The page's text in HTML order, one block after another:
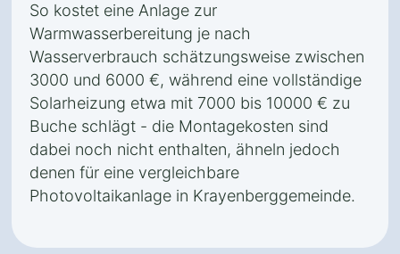
So kostet eine Anlage zur
Warmwasserbereitung je nach
Wasserverbrauch schätzungsweise zwischen
3000 und 6000 €, während eine vollständige
Solarheizung etwa mit 7000 bis 10000 € zu
Buche schlägt - die Montagekosten sind
dabei noch nicht enthalten, ähneln jedoch
denen für eine vergleichbare
Photovoltaikanlage in Krayenberggemeinde.